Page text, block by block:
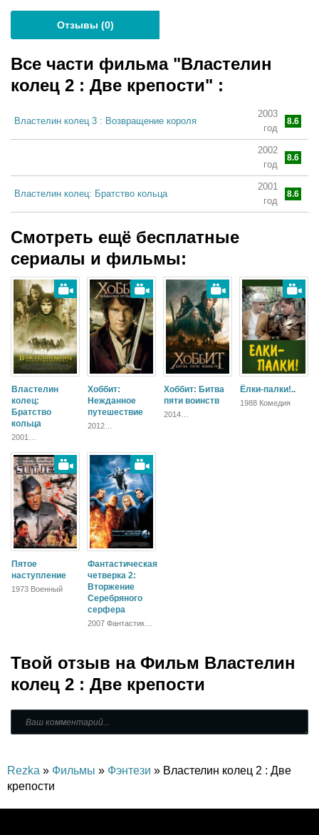
Отзывы (0)
Все части фильма "Властелин
колец 2 : Две крепости" :
Властелин колец 3 : Возвращение короля
2003
год
8.6
2002
год
8.6
Властелин колец: Братство кольца
2001
год
8.6
Смотреть ещё бесплатные
сериалы и фильмы:
Властелин
колец:
Братство
кольца
2001
Фэнтези, Боевик,
Зарубежный
Хоббит:
Нежданное
путешествие
2012
Блокбастер,
Зарубежный
Хоббит: Битва
пяти воинств
2014
Ёлки-палки!..
1988 Комедия
Пятое
наступление
1973 Военный
Фантастическая
четверка 2:
Вторжение
Серебряного
серфера
2007 Фантастика,
Твой отзыв на Фильм Властелин
колец 2 : Две крепости
Rezka » Фильмы » Фэнтези » Властелин колец 2 : Две
крепости